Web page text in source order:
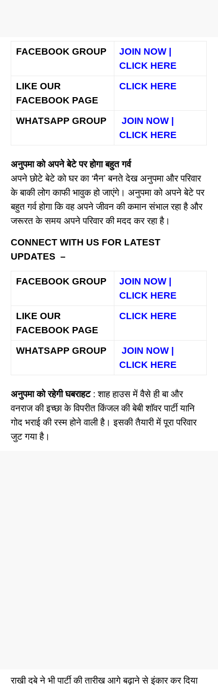
FACEBOOK GROUP
JOIN NOW |
CLICK HERE
LIKE OUR
FACEBOOK PAGE
CLICK HERE
WHATSAPP GROUP
JOIN NOW |
CLICK HERE
अनुपमा को अपने बेटे पर होगा बहुत गर्व
अपने छोटे बेटे को घर का ‘मैन’ बनते देख अनुपमा और परिवार
के बाकी लोग काफी भावुक हो जाएंगे। अनुपमा को अपने बेटे पर
बहुत गर्व होगा कि वह अपने जीवन की कमान संभाल रहा है और
जरूरत के समय अपने परिवार की मदद कर रहा है।
CONNECT WITH US FOR LATEST
UPDATES –
FACEBOOK GROUP
JOIN NOW |
CLICK HERE
LIKE OUR
FACEBOOK PAGE
CLICK HERE
WHATSAPP GROUP
JOIN NOW |
CLICK HERE
अनुपमा को रहेगी घबराहट: शाह हाउस में वैसे ही बा और
वनराज की इच्छा के विपरीत किंजल की बेबी शाॅवर पार्टी यानि
गोद भराई की रस्म होने वाली है। इसकी तैयारी में पूरा परिवार
जुट गया है।
राखी दबे ने भी पार्टी की तारीख आगे बढ़ाने से इंकार कर दिया